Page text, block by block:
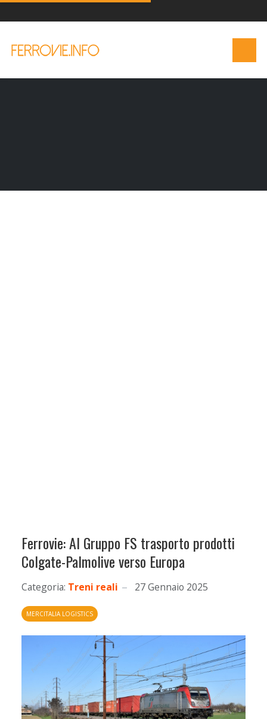
Ferrovie: Al Gruppo FS trasporto prodotti
Colgate-Palmolive verso Europa
Categoria: Treni reali 27 Gennaio 2025
MERCITALIA LOGISTICS